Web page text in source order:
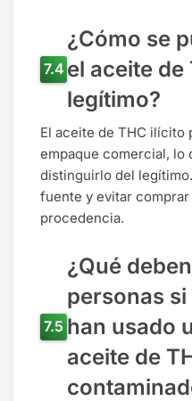
¿Cómo se
el aceite de
legítimo?
El aceite de THC ilícito
empaque comercial, lo
distinguirlo del
fuente y evitar
procedencia.
¿Qué
personas
han usado
aceite de